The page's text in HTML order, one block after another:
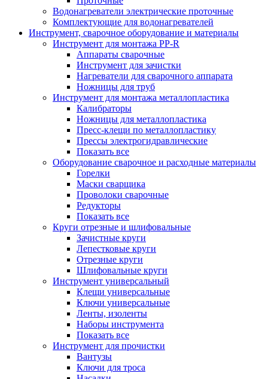
Водонагреватели электрические проточные
Комплектующие для водонагревателей
Инструмент, сварочное оборудование и материалы
Инструмент для монтажа PP-R
Аппараты сварочные
Инструмент для зачистки
Нагреватели для сварочного аппарата
Ножницы для труб
Инструмент для монтажа металлопластика
Калибраторы
Ножницы для металлопластика
Пресс-клещи по металлопластику
Прессы электрогидравлические
Показать все
Оборудование сварочное и расходные материалы
Горелки
Маски сварщика
Проволоки сварочные
Редукторы
Показать все
Круги отрезные и шлифовальные
Зачистные круги
Лепестковые круги
Отрезные круги
Шлифовальные круги
Инструмент универсальный
Клещи универсальные
Ключи универсальные
Ленты, изоленты
Наборы инструмента
Показать все
Инструмент для прочистки
Вантузы
Ключи для троса